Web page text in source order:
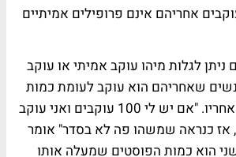
50% מהעוקבים אחריהם אינם פרופילים אמיתיים
לגלות מיהו עוקב אמיתי או עוקב
שאחריהם הוא עוקב לעומת כמות
האנשים שעוקבים אחריו. "אם יש לי 100 עוקבים ואני עוקב
אנשים, אז כנראה שמשהו פה לא בסדר" אומר
הוא כמות הפוסטים שמעלה אותו